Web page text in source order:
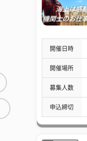
開催日時
開催場所
募集人数
申込締切